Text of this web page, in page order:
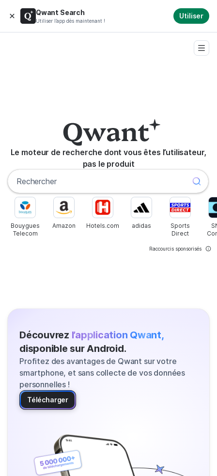
Qwant Search
Utiliser l’app dès maintenant !
Utiliser
Le moteur de recherche dont vous êtes l’utilisateur,
pas le produit
Bouygues
Telecom
Amazon Hotels.com adidas
Sports
Direct
Raccourcis sponsorisés
Découvrez l’application Qwant,
disponible sur Android.
Profitez des avantages de Qwant sur votre
smartphone, et sans collecte de vos données
personnelles !
Télécharger